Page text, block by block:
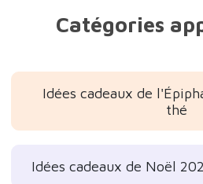
Catégories
Idées cadeaux de
thé
Idées cadeaux de Noël